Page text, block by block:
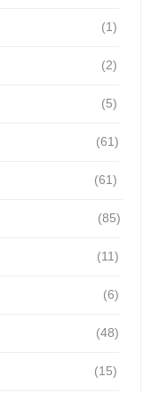
(1)
(2)
(5)
(61)
(61)
(85)
(11)
(6)
(48)
(15)